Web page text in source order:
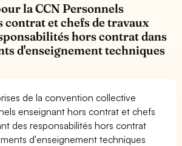
la CCN Personnels
contrat et chefs de travaux
hors contrat dans
d'enseignement techniques
de la convention collective
enseignant hors contrat et chefs
des responsabilités hors contrat
d'enseignement techniques